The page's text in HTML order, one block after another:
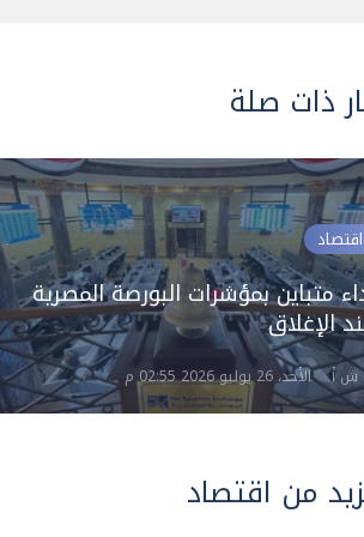
ذات صلة
اقتصاد
متباين بمؤشرات البورصة المصرية
الإغلاق
ش أ الأحد، 26 يوليو 2026 02:55 م
من اقتصاد